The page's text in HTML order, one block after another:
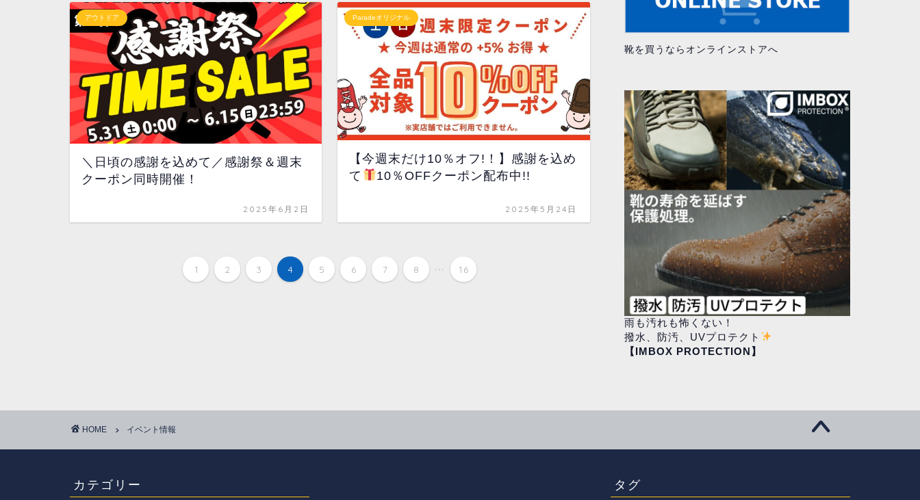
アウトドア
＼日頃の感謝を込めて／感謝祭＆週末
クーポン同時開催！
2025年6月2日
Paradeオリジナル
【今週末だけ10％オフ!！】感謝を込め
て
10％OFFクーポン配布中!!
2025年5月24日
1 2 3 4 5 6 7 8 ... 16
靴を買うならオンラインストアへ
雨も汚れも怖くない！
撥水、防汚、UVプロテクト
【IMBOX PROTECTION】
HOME イベント情報
カテゴリー タグ